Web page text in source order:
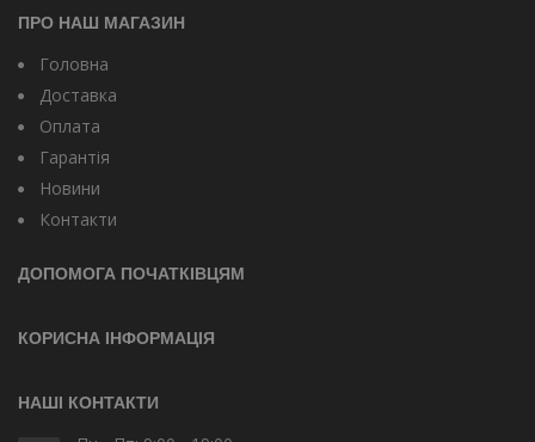
ПРО НАШ МАГАЗИН
Головна
Доставка
Оплата
Гарантія
Новини
Контакти
ДОПОМОГА ПОЧАТКІВЦЯМ
КОРИСНА ІНФОРМАЦІЯ
НАШІ КОНТАКТИ